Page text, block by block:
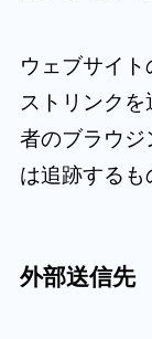
ウェブサイ
ストリンク
者のブラウジ
は追跡するも
外部送信先